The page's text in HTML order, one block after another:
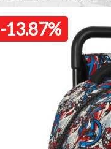
-13.87%